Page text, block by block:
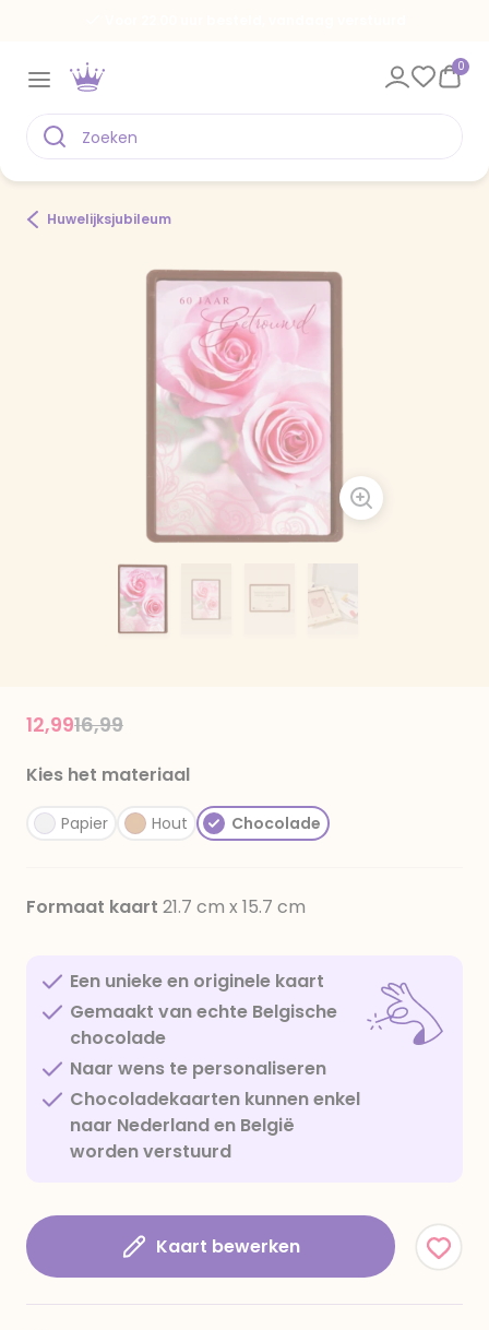
0
Huwelijksjubileum
Price reduced from
16,99to
12,99
Kies het materiaal
Papier Hout Chocolade
Formaat kaart 21.7 cm x 15.7 cm
Een unieke en originele kaart
Gemaakt van echte Belgische
chocolade
Naar wens te personaliseren
Chocoladekaarten kunnen enkel
naar Nederland en België
worden verstuurd
Kaart bewerken